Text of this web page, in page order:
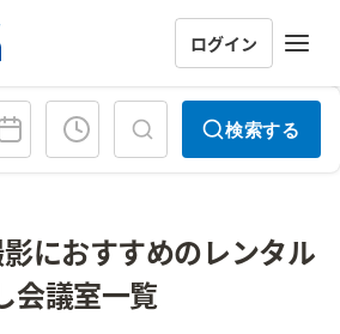
ログイン
イプ 検索する
におすすめのレンタル
会議室一覧